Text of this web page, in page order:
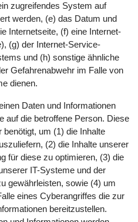
zugreifendes System auf
werden, (e) das Datum und
Internetseite, (f) eine Internet-
(g) der Internet-Service-
und (h) sonstige ähnliche
Gefahrenabwehr im Falle von
dienen.
Daten und Informationen
auf die betroffene Person. Diese
um (1) die Inhalte
(2) die Inhalte unserer
für diese zu optimieren, (3) die
IT-Systeme und der
gewährleisten, sowie (4) um
eines Cyberangriffes die zur
bereitzustellen.